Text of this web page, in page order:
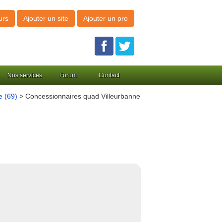
Ajouter un site Ajouter un pro
Nos services Forum Contact
(69) > Concessionnaires quad Villeurbanne